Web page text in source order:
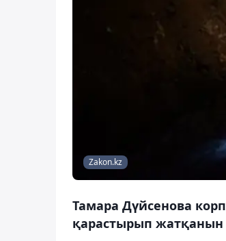
Zakon.kz
Тамара Дүйсенова
қарастырып жатқанын